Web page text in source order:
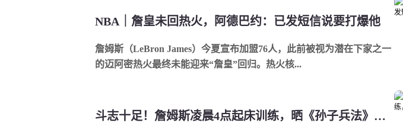
NBA｜詹皇未回热火，阿德巴约：已发短信说要打爆他
詹姆斯（LeBron James）今夏宣布加盟76人，此前被视为潜在下家之一
的迈阿密热火最终未能迎来“詹皇”回归。热火核...
斗志十足！詹姆斯凌晨4点起床训练，晒《孙子兵法》激励自己